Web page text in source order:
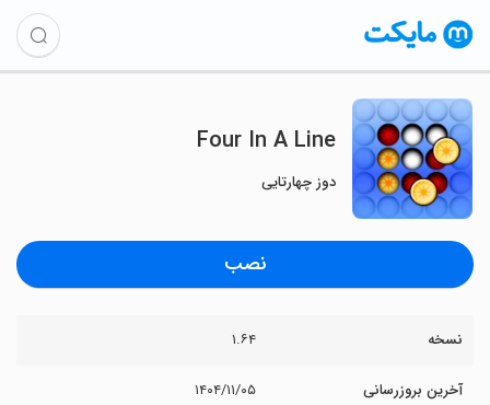
Four In A Line
دوز چهارتایی
نصب
نسخه ۱.۶۴
آخرین بروزرسانی ۱۴۰۴/۱۱/۰۵